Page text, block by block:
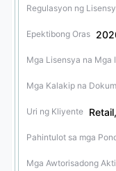
Regulasyon ng
Epektibong Oras
Mga Lisensya na Mga
Mga Kalakip na
Uri ng Kliyente
Pahintulot sa mga
Mga Awtorisadong